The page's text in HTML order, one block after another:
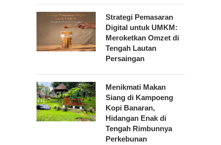
Strategi Pemasaran
Digital untuk UMKM:
Meroketkan Omzet di
Tengah Lautan
Persaingan
Menikmati Makan
Siang di Kampoeng
Kopi Banaran,
Hidangan Enak di
Tengah Rimbunnya
Perkebunan